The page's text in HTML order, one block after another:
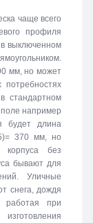
чаще всего
профиля
выключенном
мм, но может
стандартном
например
будет длина
370 мм, но
корпуса без
бывают для
Уличные
снега, дождя
работая при